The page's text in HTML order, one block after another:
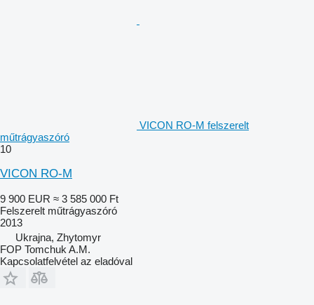
VICON RO-M felszerelt
műtrágyaszóró
10
VICON RO-M
9 900 EUR ≈ 3 585 000 Ft
Felszerelt műtrágyaszóró
2013
Ukrajna, Zhytomyr
FOP Tomchuk A.M.
Kapcsolatfelvétel az eladóval